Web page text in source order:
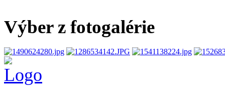
Výber z fotogalérie